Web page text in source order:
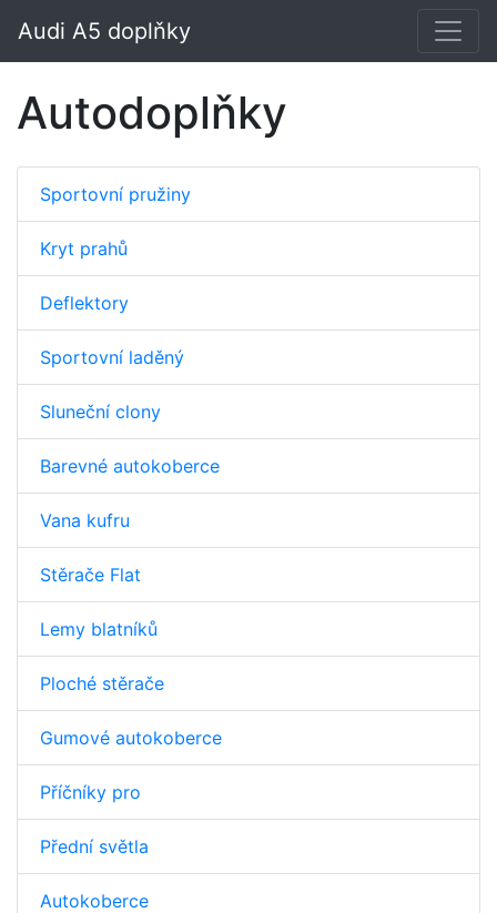
Audi A5 doplňky
Autodoplňky
Sportovní pružiny
Kryt prahů
Deflektory
Sportovní laděný
Sluneční clony
Barevné autokoberce
Vana kufru
Stěrače Flat
Lemy blatníků
Ploché stěrače
Gumové autokoberce
Příčníky pro
Přední světla
Autokoberce